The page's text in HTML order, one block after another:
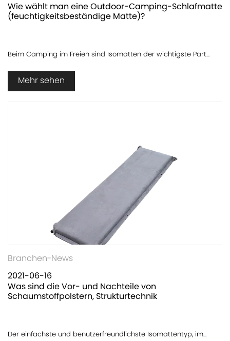
Wie wählt man eine Outdoor-Camping-Schlafmatte
(feuchtigkeitsbeständige Matte)?
Beim Camping im Freien sind Isomatten der wichtigste Part...
Mehr sehen
Branchen-News
2021-06-16
Was sind die Vor- und Nachteile von
Schaumstoffpolstern, Strukturtechnik
Der einfachste und benutzerfreundlichste Isomattentyp, im...